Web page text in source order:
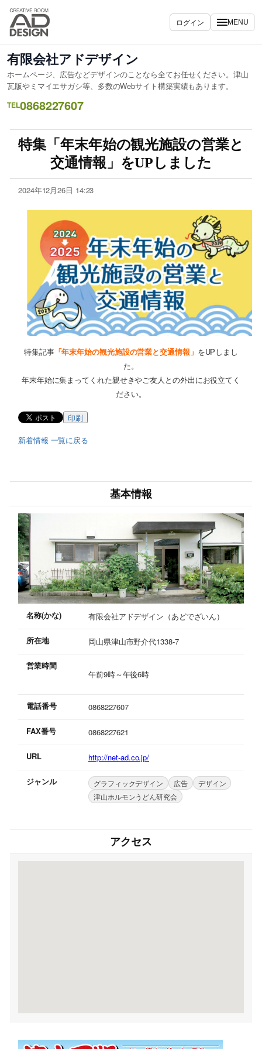
ログイン MENU
有限会社アドデザイン
ホームページ、広告などデザインのことなら全てお任せください。津山
瓦版やミマイエサガシ等、多数のWebサイト構築実績もあります。
TEL0868227607
特集「年末年始の観光施設の営業と
交通情報」をUPしました
2024年12月26日 14:23
特集記事「年末年始の観光施設の営業と交通情報」 をUPしまし
た。
年末年始に集まってくれた親せきやご友人との外出にお役立てく
ださい。
印刷
新着情報 一覧に戻る
基本情報
名称(かな) 有限会社アドデザイン（あどでざいん）
所在地 岡山県津山市野介代1338-7
営業時間
午前9時～午後6時
電話番号 0868227607
FAX番号 0868227621
URL http://net-ad.co.jp/
ジャンル グラフィックデザイン 広告
デザイン
津山ホルモンうどん研究会
アクセス